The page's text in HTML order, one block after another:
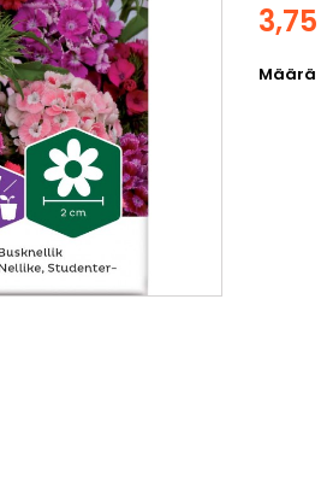
Määrä